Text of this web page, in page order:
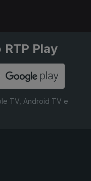
RTP Play
TV, Android TV e